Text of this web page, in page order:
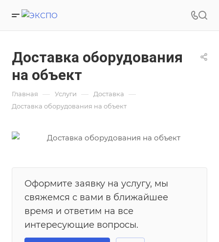
Доставка оборудования
на объект
Главная — Услуги — Доставка —
Доставка оборудования на объект
Оформите заявку на услугу, мы
свяжемся с вами в ближайшее
время и ответим на все
интересующие вопросы.